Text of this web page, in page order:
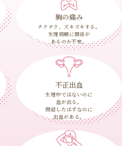
胸の痛み
チクチク、ズキズキする。
生理周期に関係が
あるのか不安。
不正出血
生理中ではないのに
血が出る。
閉経したはずなのに
出血がある。